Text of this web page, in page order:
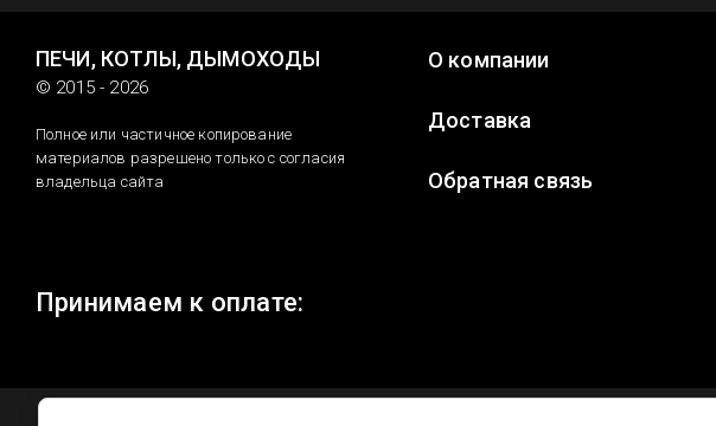
ПЕЧИ, КОТЛЫ, ДЫМОХОДЫ
© 2015 - 2026
Полное или частичное копирование
материалов разрешено только с согласия
владельца сайта
О компании
Доставка
Обратная связь
Принимаем к оплате: